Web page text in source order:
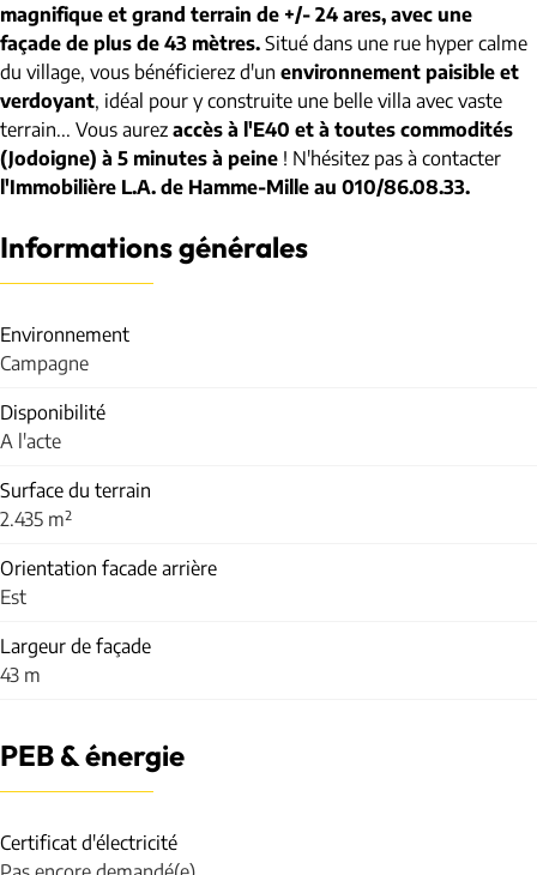
magnifique et grand terrain de +/- 24 ares, avec une
façade de plus de 43 mètres. Situé dans une rue hyper calme
du village, vous bénéficierez d'un environnement paisible et
verdoyant, idéal pour y construite une belle villa avec vaste
terrain... Vous aurez accès à l'E40 et à toutes commodités
(Jodoigne) à 5 minutes à peine ! N'hésitez pas à contacter
l'Immobilière L.A. de Hamme-Mille au 010/86.08.33.
Informations générales
Environnement
Campagne
Disponibilité
A l'acte
Surface du terrain
2.435 m²
Orientation facade arrière
Est
Largeur de façade
43 m
PEB & énergie
Certificat d'électricité